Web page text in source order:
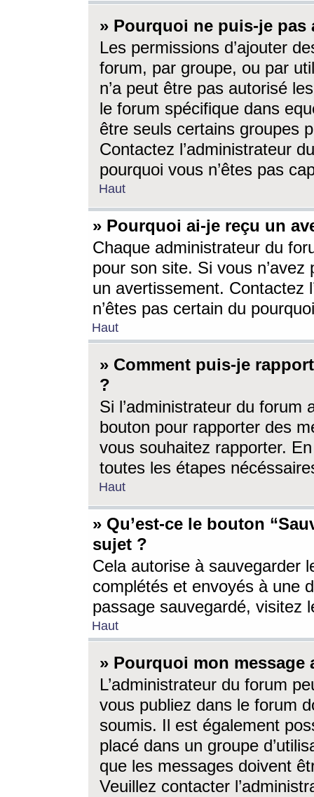
» Pourquoi ne puis-je
Les permissions d’ajouter
forum, par groupe, ou par
n’a peut être pas autorisé
le forum spécifique dans
être seuls certains groupes
Contactez l’administrateur
pourquoi vous n’êtes pas
Haut
» Pourquoi ai-je reçu un
Chaque administrateur du
pour son site. Si vous
un avertissement. Contactez
n’êtes pas certain du
Haut
» Comment puis-je
?
Si l’administrateur du forum
bouton pour rapporter des
vous souhaitez rapporter.
toutes les étapes
Haut
» Qu’est-ce le bouton
sujet ?
Cela autorise à sauvegarder
complétés et envoyés à une
passage sauvegardé, visitez
Haut
» Pourquoi mon message
L’administrateur du forum
vous publiez dans le forum
soumis. Il est également
placé dans un groupe
que les messages doivent
Veuillez contacter